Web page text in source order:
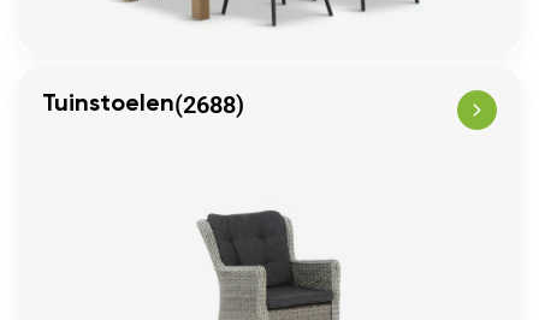
Tuinstoelen(2688)